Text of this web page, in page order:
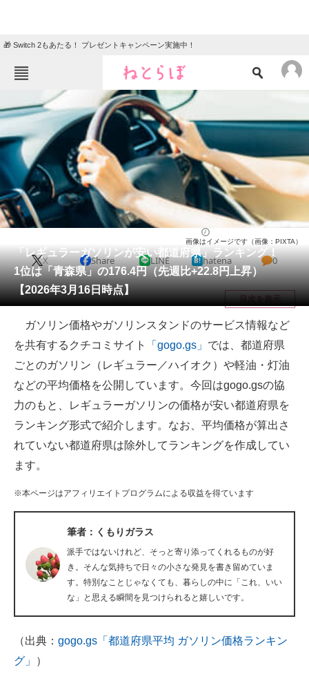
🎁 Switch 2もあたる！ プレゼントキャンペーン実施中！
ねとらぼメニュー
TOP ニュース
エンタメ クイズ
グルメ
住まい 教育・育児
動物 リサーチ
会員記事
メディア
注目記事を集めた総合ページ
ITの今と未来を見通す
スマホと通信の最新トレンド
進化するPCとデバイスの未来
好きが集まる 比べて選べる
経営リーダーのコミュニティ
マーケ×ITの今がよく分かる
企業向けIT製品の総合サイト
IT製品の技術・比較・事例
「レギュラーガソリンが安い都道府県」ランキング！
1位は「青森県」の176.4円（先週比+22.8円上昇）
【2026年3月16日時点】
画像はイメージです（画像：PIXTA）
X Share LINE hatena 0
目次を表示
ガソリン価格やガソリンスタンドのサービス情報など
を共有するクチコミサイト
「gogo.gs」 では、都道府県
ごとのガソリン（レギュラー／ハイオク）や軽油・灯油
などの平均価格を公開しています。今回はgogo.gsの協
力のもと、レギュラーガソリンの価格が安い都道府県を
ランキング形式で紹介します。なお、平均価格が算出さ
れていない都道府県は除外してランキングを作成してい
ます。
※本ページはアフィリエイトプログラムによる収益を得ています
筆者：くもりガラス
派手ではないけれど、そっと寄り添ってくれるものが好
き。そんな気持ちで日々の小さな発見を書き留めていま
す。特別なことじゃなくても、暮らしの中に「これ、いい
な」と思える瞬間を見つけられると嬉しいです。
（出典： gogo.gs「都道府県平均 ガソリン価格ランキン
グ」
）